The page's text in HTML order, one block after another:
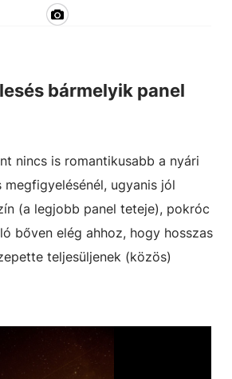
bármelyik panel
nincs is romantikusabb a nyári
ugyanis jól
(a legjobb panel teteje), pokróc
bőven elég ahhoz, hogy hosszas
teljesüljenek (közös)